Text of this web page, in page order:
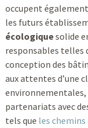
occupent
les futurs
écologiquesolide
responsables telles
conception des
aux attentes d’une
partenariats avec
tels que les